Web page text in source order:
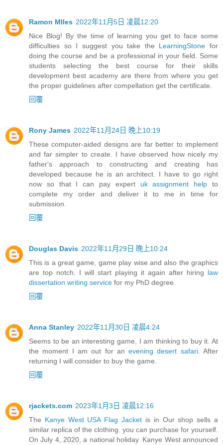
Ramon MIles 2022年11月5日 凌晨12:20
Nice Blog! By the time of learning you get to face some
difficulties so I suggest you take the LearningStone for
doing the course and be a professional in your field. Some
students selecting the best course for their skills
development best academy are there from where you get
the proper guidelines after compellation get the certificate.
回覆
Rony James 2022年11月24日 晚上10:19
These computer-aided designs are far better to implement
and far simpler to create. I have observed how nicely my
father's approach to constructing and creating has
developed because he is an architect. I have to go right
now so that I can pay expert uk assignment help to
complete my order and deliver it to me in time for
submission.
回覆
Douglas Davis 2022年11月29日 晚上10:24
This is a great game, game play wise and also the graphics
are top notch. I will start playing it again after hiring law
dissertation writing service for my PhD degree.
回覆
Anna Stanley 2022年11月30日 凌晨4:24
Seems to be an interesting game, I am thinking to buy it. At
the moment I am out for anevening desert safari. After
returning I will consider to buy the game.
回覆
rjackets.com 2023年1月3日 凌晨12:16
The Kanye West USA Flag Jacket is in Our shop sells a
similar replica of the clothing. you can purchase for yourself.
On July 4, 2020, a national holiday. Kanye West announced